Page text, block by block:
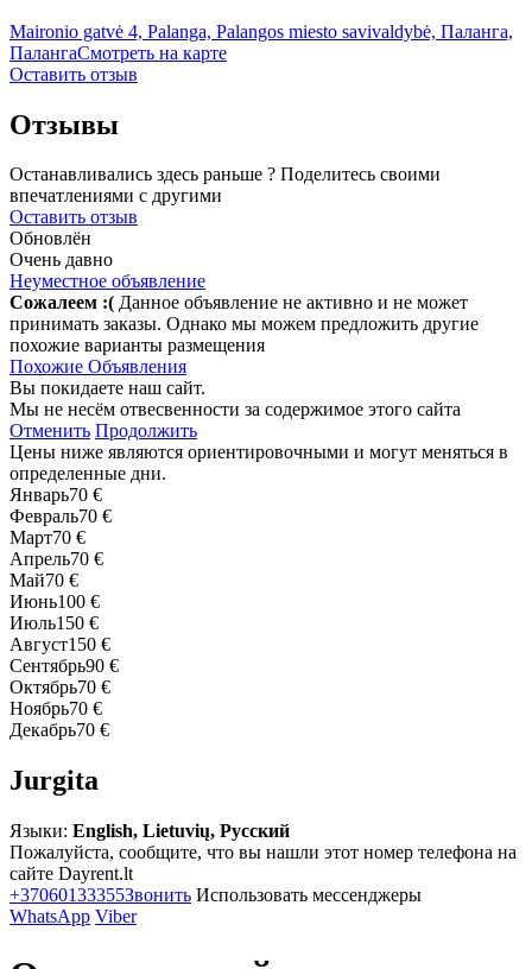
Maironio gatvė 4, Palanga, Palangos miesto savivaldybė, Паланга,
ПалангаСмотреть на карте
Оставить отзыв
Отзывы
Останавливались здесь раньше ? Поделитесь своими
впечатлениями с другими
Оставить отзыв
Обновлён
Очень давно
Неуместное объявление
Сожалеем :( Данное объявление не активно и не может
принимать заказы. Однако мы можем предложить другие
похожие варианты размещения
Похожие Объявления
Вы покидаете наш сайт.
Мы не несём отвесвенности за содержимое этого сайта
Отменить Продолжить
Цены ниже являются ориентировочными и могут меняться в
определенные дни.
Январь70 €
Февраль70 €
Март70 €
Апрель70 €
Май70 €
Июнь100 €
Июль150 €
Август150 €
Сентябрь90 €
Октябрь70 €
Ноябрь70 €
Декабрь70 €
Jurgita
Языки: English, Lietuvių, Русский
Пожалуйста, сообщите, что вы нашли этот номер телефона на
сайте Dayrent.lt
+37060133355Звонить Использовать мессенджеры
WhatsApp Viber